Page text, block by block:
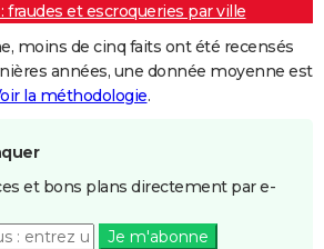
fraudes et escroqueries par ville
moins de cinq faits ont été recensés
années, une donnée moyenne est
la méthodologie.
et bons plans directement par e-
Je m'abonne